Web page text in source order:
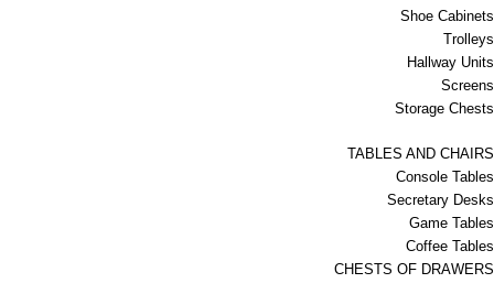
Shoe Cabinets
Trolleys
Hallway Units
Screens
Storage Chests
TABLES AND CHAIRS
Console Tables
Secretary Desks
Game Tables
Coffee Tables
CHESTS OF DRAWERS